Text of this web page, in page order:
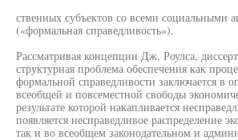
ственных субъектов со всеми социальными
(«формальная справедливость»).
Рассматривая концепции Дж. Роулса,
структурная проблема обеспечения как
формальной справедливости заключается в
всеобщей и повсеместной свободы
результате которой накапливается
появляется несправедливое распределение
так и во всеобщем законодательном и